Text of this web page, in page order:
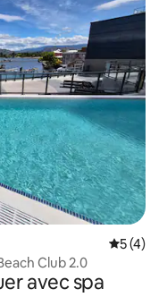
Note
5 (4)
Club 2.0
avec spa